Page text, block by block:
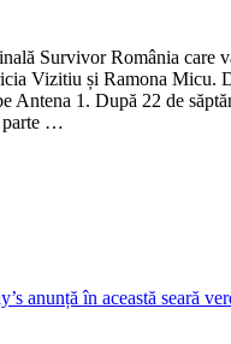
Survivor România care
Vizitiu și Ramona
Antena 1. După 22 de
parte …
anunță în această seară